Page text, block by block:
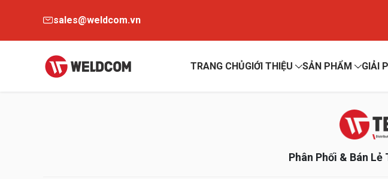
sales@weldcom.vn
TRANG CHỦGIỚI THIỆU SẢN PHẨM GIẢI
Phân Phối & Bán